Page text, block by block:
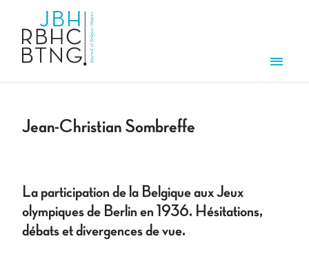
Jean-Christian Sombreffe
La participation de la Belgique aux Jeux
olympiques de Berlin en 1936. Hésitations,
débats et divergences de vue.